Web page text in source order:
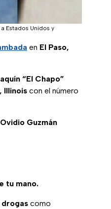
Estados Unidos y
en El Paso,
“El Chapo”
Illinois con el número
Ovidio Guzmán
tu mano.
drogas como